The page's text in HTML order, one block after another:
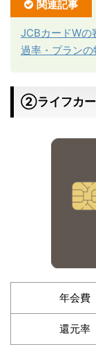
関連記事
JCBカードWの
過率・プランの
②ライフカ
年会費
還元率